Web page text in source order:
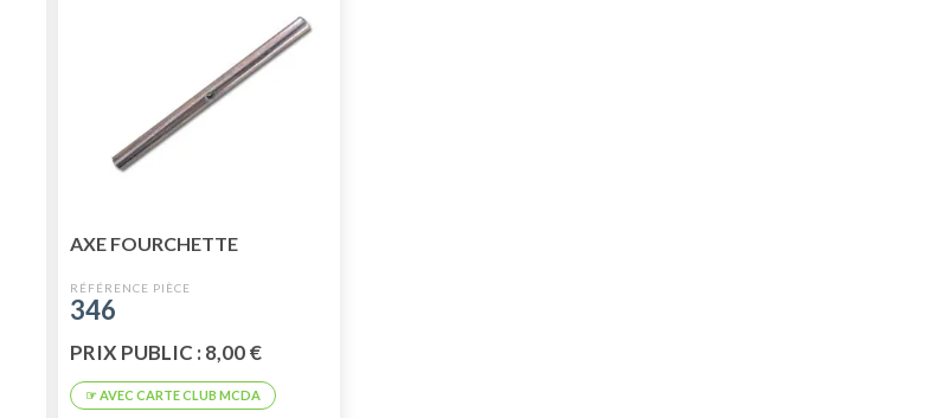
AXE FOURCHETTE
346
PRIX PUBLIC : 8,00 €